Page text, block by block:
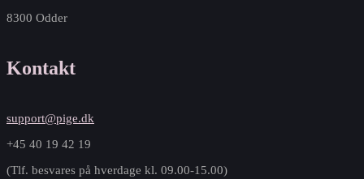
8300 Odder
Kontakt
support@pige.dk
+45 40 19 42 19
(Tlf. besvares på hverdage kl. 09.00-15.00)